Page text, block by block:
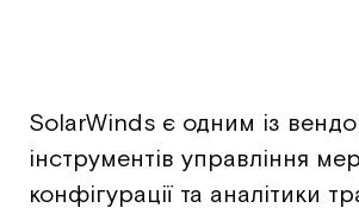
SolarWinds є одним із
інструментів управління
конфігурації та аналітики